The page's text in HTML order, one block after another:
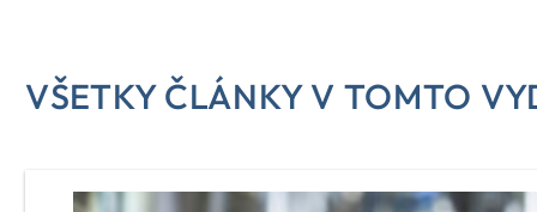
VŠETKY ČLÁNKY V TOMTO